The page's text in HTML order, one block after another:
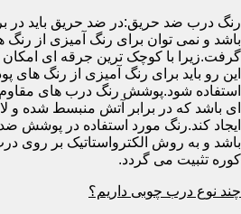
رنگ درب ضد حریق:در ضد حریق باید در
باشد و نمی توان برای رنگ آمیزی از
گرفت.زیرا با کوچک ترین جرقه ای امکان
این رو باید برای رنگ آمیزی از رنگ های
استفاده شود.پوشش رنگ درب های مقاوم
ای باشد که در برابر آتش منبسط شده و
ایجاد کند.رنگ مورد استفاده در پوشش
باشد و به روش الکترواستاتیک بر روی
کوره تثبیت می گردد.
چند نوع درب چوبی داریم؟